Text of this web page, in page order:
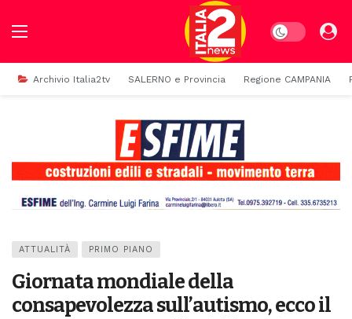
Dark mode
Archivio Italia2tv SALERNO e Provincia Regione CAMPANIA
ATTUALITÀ PRIMO PIANO
Giornata mondiale della
consapevolezza sull’autismo, ecco il